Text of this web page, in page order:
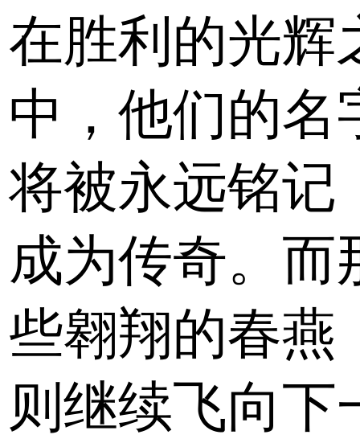
在胜利的光辉
中，他们的名
将被永远铭记
成为传奇。而
些翱翔的春燕
则继续飞向下